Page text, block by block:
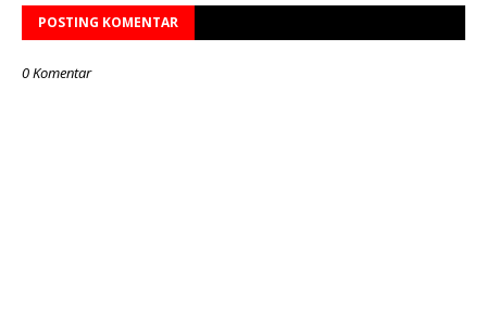
POSTING KOMENTAR
0 Komentar